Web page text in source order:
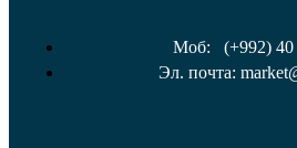
Моб: (+992) 40
Эл. почта: